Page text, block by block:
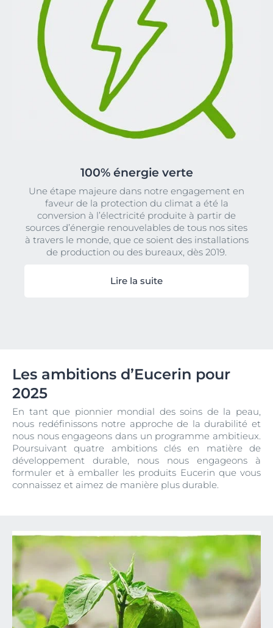
100% énergie verte
Une étape majeure dans notre engagement en
faveur de la protection du climat a été la
conversion à l’électricité produite à partir de
sources d’énergie renouvelables de tous nos sites
à travers le monde, que ce soient des installations
de production ou des bureaux, dès 2019.
Lire la suite
Les ambitions d’Eucerin pour
2025
En tant que pionnier mondial des soins de la peau,
nous redéfinissons notre approche de la durabilité et
nous nous engageons dans un programme ambitieux.
Poursuivant quatre ambitions clés en matière de
développement durable, nous nous engageons à
formuler et à emballer les produits Eucerin que vous
connaissez et aimez de manière plus durable.